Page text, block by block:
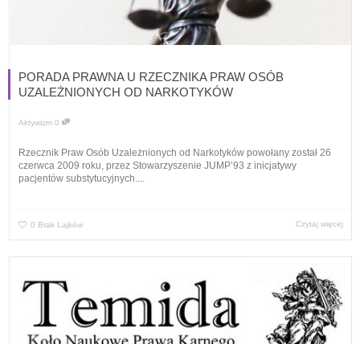
PORADA PRAWNA U RZECZNIKA PRAW OSÓB
UZALEŻNIONYCH OD NARKOTYKÓW
Aktywizm 0
Rzecznik Praw Osób Uzależnionych od Narkotyków powołany został 26
czerwca 2009 roku, przez Stowarzyszenie JUMP’93 z inicjatywy
pacjentów substytucyjnych....
0 Brak Lajków Czytaj więcej